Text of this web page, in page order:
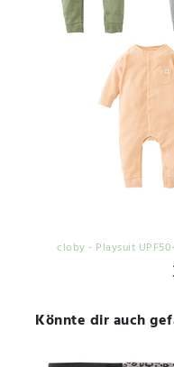
cloby - Playsuit
Könnte dir auch